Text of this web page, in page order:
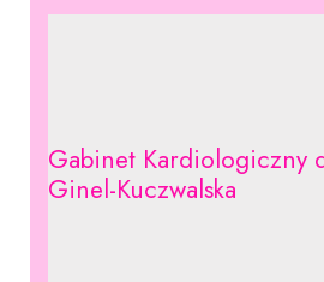
Gabinet Kardiologiczny
Ginel-Kuczwalska